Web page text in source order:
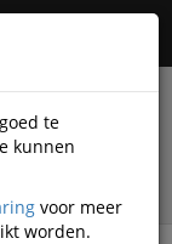
te
kunnen
voor meer
worden.